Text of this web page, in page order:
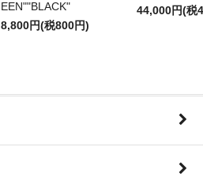
EEN""BLACK"
8,800円(税800円)
44,000円(税